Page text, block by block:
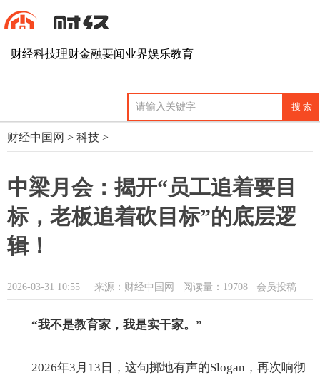
财经科技理财金融要闻业界娱乐教育
财经中国网 > 科技 >
中梁月会：揭开“员工追着要目
标，老板追着砍目标”的底层逻
辑！
2026-03-31 10:55 来源：财经中国网 阅读量：19708 会员投稿
“我不是教育家，我是实干家。”
2026年3月13日，这句掷地有声的Slogan，再次响彻